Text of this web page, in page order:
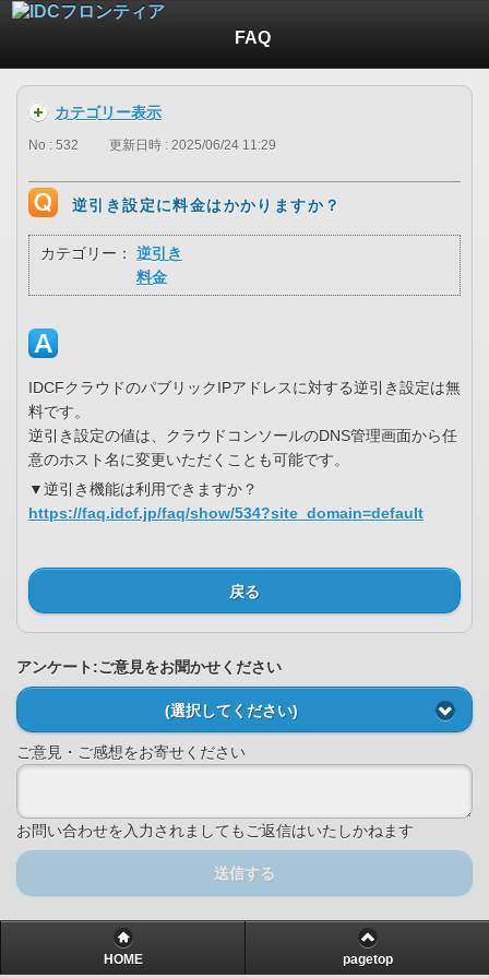
FAQ
カテゴリー表示
No : 532 更新日時 : 2025/06/24 11:29
逆引き設定に料金はかかりますか？
カテゴリー：
逆引き
料金
IDCFクラウドのパブリックIPアドレスに対する逆引き設定は無
料です。
逆引き設定の値は、クラウドコンソールのDNS管理画面から任
意のホスト名に変更いただくことも可能です。
▼逆引き機能は利用できますか？
https://faq.idcf.jp/faq/show/534?site_domain=default
戻る
アンケート:ご意見をお聞かせください
(選択してください)
ご意見・ご感想をお寄せください
お問い合わせを入力されましてもご返信はいたしかねます
送信する
HOME pagetop